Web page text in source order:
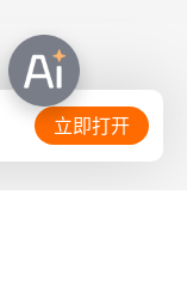
立即打开